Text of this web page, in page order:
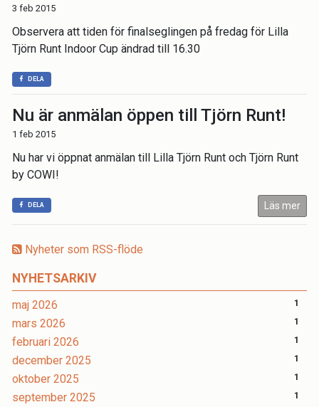
Nyheter som RSS-flöde
NYHETSARKIV
maj 2026 1
mars 2026 1
februari 2026 1
december 2025 1
oktober 2025 1
september 2025 1
3 feb 2015
Observera att tiden för finalseglingen på fredag för Lilla
Tjörn Runt Indoor Cup ändrad till 16.30
DELA
Nu är anmälan öppen till Tjörn Runt!
1 feb 2015
Nu har vi öppnat anmälan till Lilla Tjörn Runt och Tjörn Runt
by COWI!
DELA Läs mer